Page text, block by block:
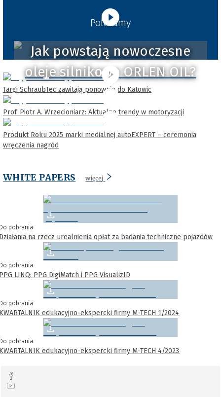
Polecamy
Jak powstają nowoczesne
oleje silnikowe ORLEN OIL?
Targi SchraubTec zawitają ponownie do Katowic
Prof. Piotr A. Wrzecioniarz: Aktualne trendy w motoryzacji
Produkt Roku 2025 marki medialnej autoEXPERT – ceremonia
wręczenia nagród
WHITE PAPERS więcej
pobrania
na rzecz urealnienia opłat za badania techniczne pojazdów
pobrania
LINQ: PPG DigiMatch i PPG VisualizID
pobrania
edukacyjno-ekspercki firmy M-TECH 1/2024
pobrania
edukacyjno-ekspercki firmy M-TECH 4/2023